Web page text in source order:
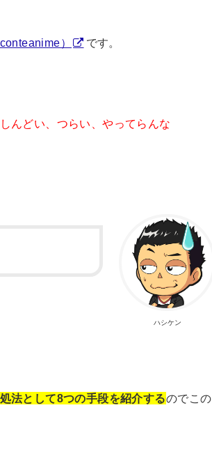
） です。
んどい、つらい、やってらんな
ハシケン
法として8つの手段を紹介するのでこの